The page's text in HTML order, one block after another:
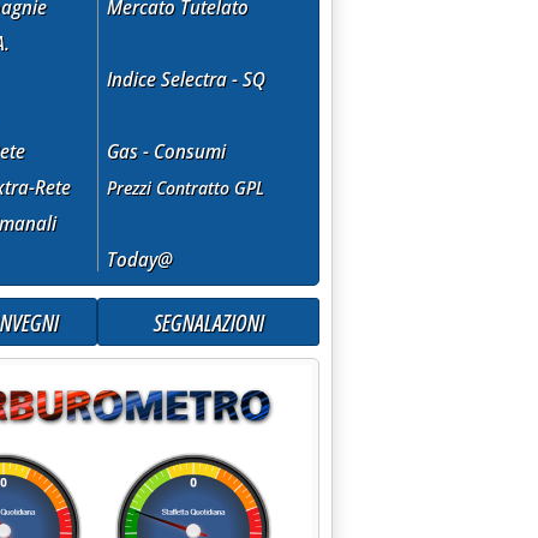
Rete
Mercato Tutelato
Indice Selectra - SQ
Gas - Consumi
Prezzi Contratto GPL
Today@
SEGNALAZIONI